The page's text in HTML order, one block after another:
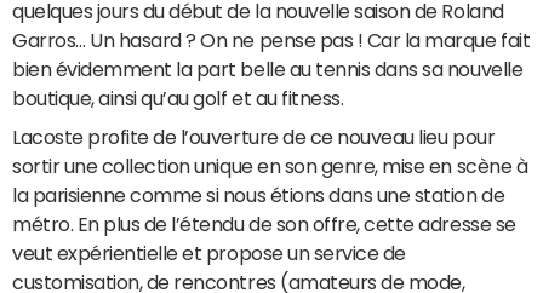
quelques jours du début de la nouvelle saison de Roland
Garros… Un hasard ? On ne pense pas ! Car la marque fait
bien évidemment la part belle au tennis dans sa nouvelle
boutique, ainsi qu’au golf et au fitness.
Lacoste profite de l’ouverture de ce nouveau lieu pour
sortir une collection unique en son genre, mise en scène à
la parisienne comme si nous étions dans une station de
métro. En plus de l’étendu de son offre, cette adresse se
veut expérientielle et propose un service de
customisation, de rencontres (amateurs de mode,